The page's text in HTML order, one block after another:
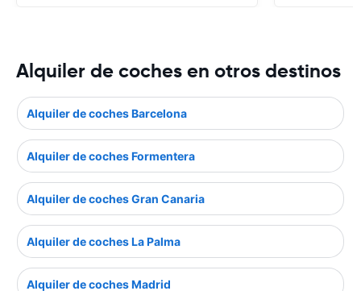
Alquiler de coches en otros destinos
Alquiler de coches Barcelona
Alquiler de coches Formentera
Alquiler de coches Gran Canaria
Alquiler de coches La Palma
Alquiler de coches Madrid